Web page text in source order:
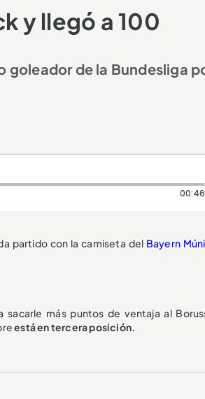
y llegó a 100
goleador de la Bundesliga
00:46
partido con la camiseta del Bayern
sacarle más puntos de ventaja al
está en tercera posición.